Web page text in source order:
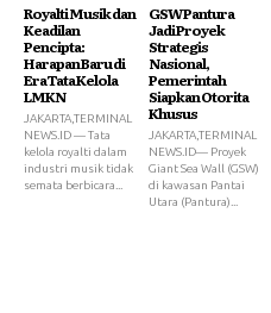
Royalti Musik dan
Keadilan
Pencipta:
Harapan Baru di
Era Tata Kelola
LMKN
JAKARTA,TERMINAL
NEWS.ID — Tata
kelola royalti dalam
industri musik tidak
semata berbicara...
GSW Pantura
Jadi Proyek
Strategis
Nasional,
Pemerintah
Siapkan Otorita
Khusus
JAKARTA,TERMINAL
NEWS.ID— Proyek
Giant Sea Wall (GSW)
di kawasan Pantai
Utara (Pantura)...